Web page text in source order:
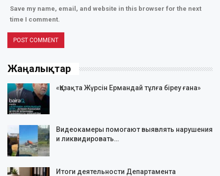
Save my name, email, and website in this browser for the next
time I comment.
Жаңалықтар
«Қазақта Жүрсін Ермандай тұлға біреу ғана»
Видеокамеры помогают выявлять нарушения
и ликвидировать…
Итоги деятельности Департамента